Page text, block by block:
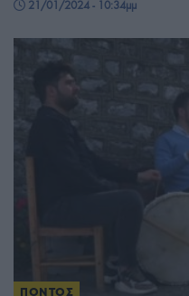
21/01/2024 - 10:34μμ
ΠΟΝΤΟΣ